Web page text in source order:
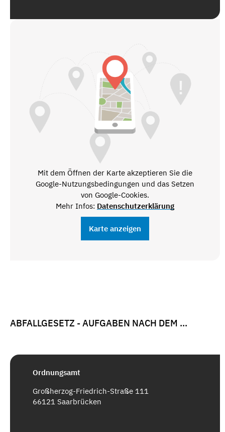
Mit dem Öffnen der Karte akzeptieren Sie die
Google-Nutzungsbedingungen und das Setzen
von Google-Cookies.
Mehr Infos: Datenschutzerklärung
Karte anzeigen
ABFALLGESETZ - AUFGABEN NACH DEM ...
Ordnungsamt
Großherzog-Friedrich-Straße 111
66121 Saarbrücken